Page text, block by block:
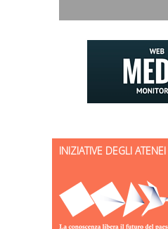
INIZIATIVE DEGLI ATENEI